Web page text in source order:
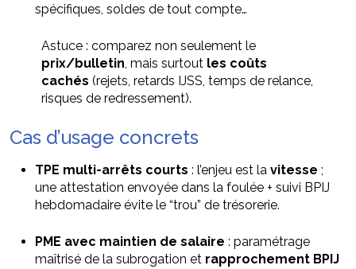
spécifiques, soldes de tout compte…
Astuce : comparez non seulement le
prix/bulletin , mais surtout les coûts
cachés (rejets, retards IJSS, temps de relance,
risques de redressement).
Cas d’usage concrets
TPE multi-arrêts courts : l’enjeu est la vitesse ;
une attestation envoyée dans la foulée + suivi BPIJ
hebdomadaire évite le “trou” de trésorerie.
PME avec maintien de salaire : paramétrage
maîtrisé de la subrogation et rapprochement BPIJ